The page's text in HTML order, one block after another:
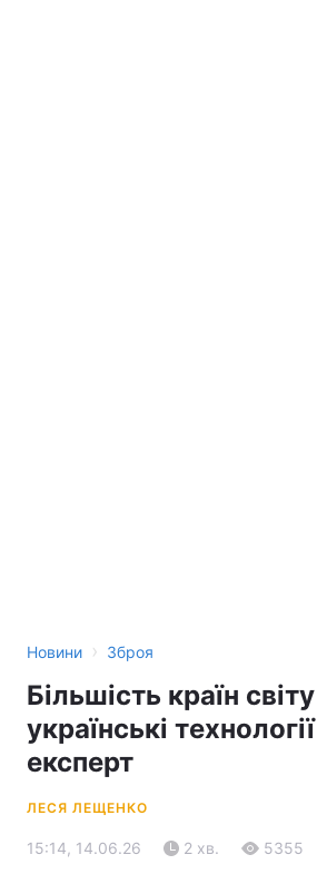
Новини › Зброя
Більшість країн
українські
експерт
ЛЕСЯ ЛЕЩЕНКО
15:14, 14.06.26 2 хв. 5355